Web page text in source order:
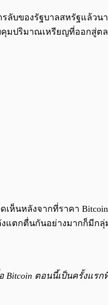
ลับของรัฐบาลสหรัฐแล้ว
คุมปริมาณเหรียญที่ออกสู่
ดเห็นหลังจากที่ราคา
ตกตื่นกันอย่างมากก็มีกลุ่
ตอนนี้เป็นครั้งแร